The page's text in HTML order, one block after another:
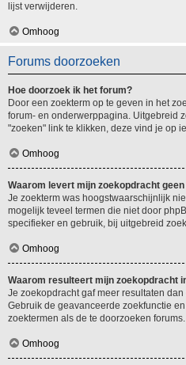
lijst verwijderen.
Omhoog
Forums doorzoeken
Hoe doorzoek ik het forum?
Door een zoekterm op te geven in het
forum- en onderwerppagina. Uitgebreid
"zoeken" link te klikken, deze vind je op
Omhoog
Waarom levert mijn zoekopdracht
Je zoekterm was hoogstwaarschijnlijk
mogelijk teveel termen die niet door
specifieker en gebruik, bij uitgebreid
Omhoog
Waarom resulteert mijn zoekopdracht
Je zoekopdracht gaf meer resultaten
Gebruik de geavanceerde zoekfunctie
zoektermen als de te doorzoeken forums.
Omhoog